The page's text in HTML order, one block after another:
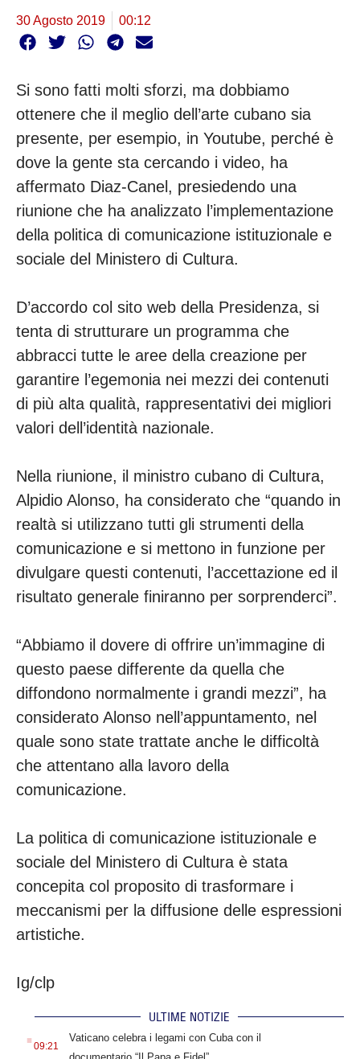
30 Agosto 2019 00:12
Si sono fatti molti sforzi, ma dobbiamo
ottenere che il meglio dell’arte cubano sia
presente, per esempio, in Youtube, perché è
dove la gente sta cercando i video, ha
affermato Diaz-Canel, presiedendo una
riunione che ha analizzato l’implementazione
della politica di comunicazione istituzionale e
sociale del Ministero di Cultura.
D’accordo col sito web della Presidenza, si
tenta di strutturare un programma che
abbracci tutte le aree della creazione per
garantire l’egemonia nei mezzi dei contenuti
di più alta qualità, rappresentativi dei migliori
valori dell’identità nazionale.
Nella riunione, il ministro cubano di Cultura,
Alpidio Alonso, ha considerato che “quando in
realtà si utilizzano tutti gli strumenti della
comunicazione e si mettono in funzione per
divulgare questi contenuti, l’accettazione ed il
risultato generale finiranno per sorprenderci”.
“Abbiamo il dovere di offrire un’immagine di
questo paese differente da quella che
diffondono normalmente i grandi mezzi”, ha
considerato Alonso nell’appuntamento, nel
quale sono state trattate anche le difficoltà
che attentano alla lavoro della
comunicazione.
La politica di comunicazione istituzionale e
sociale del Ministero di Cultura è stata
concepita col proposito di trasformare i
meccanismi per la diffusione delle espressioni
artistiche.
Ig/clp
ULTIME NOTIZIE
. 09:21
Vaticano celebra i legami con Cuba con il